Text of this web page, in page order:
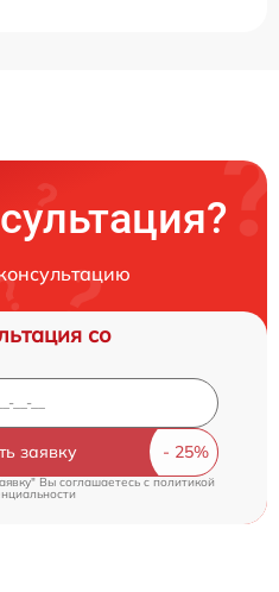
со
заявку
Вы соглашаетесь cполитикой